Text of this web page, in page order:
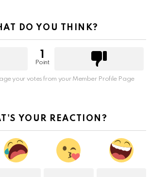
DO YOU THINK?
1
Point
your votes from your Member Profile Page
YOUR REACTION?